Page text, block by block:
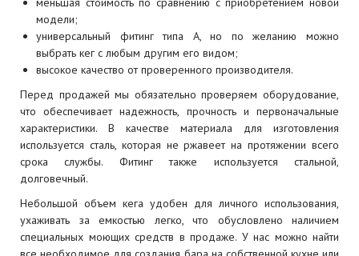
модели;
универсальный фитинг типа А, но по желанию можно
выбрать кег с любым другим его видом;
высокое качество от проверенного производителя.
Перед продажей мы обязательно проверяем оборудование,
что обеспечивает надежность, прочность и первоначальные
характеристики. В качестве материала для изготовления
используется сталь, которая не ржавеет на протяжении всего
срока службы. Фитинг также используется стальной,
долговечный.
Небольшой объем кега удобен для личного использования,
ухаживать за емкостью легко, что обусловлено наличием
специальных моющих средств в продаже. У нас можно найти